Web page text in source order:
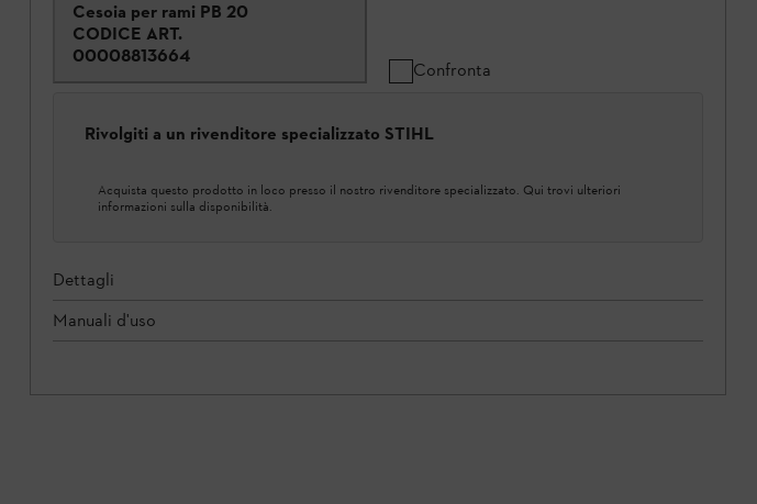
Cesoia per rami PB 20
CODICE ART.
00008813664
Confronta
Rivolgiti a un rivenditore specializzato STIHL
Acquista questo prodotto in loco presso il nostro rivenditore specializzato. Qui trovi ulteriori
informazioni sulla disponibilità.
Dettagli
Manuali d'uso